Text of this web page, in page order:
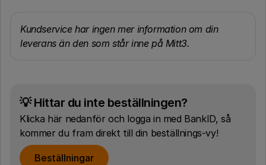
Kundservice har ingen mer information om din
leverans än den som står inne på Mitt3.
💡 Hittar du inte beställningen?
Klicka här nedanför och logga in med BankID, så
kommer du fram direkt till din beställnings-vy!
Beställningar